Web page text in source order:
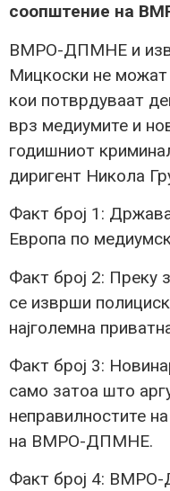
соопштение на
ВМРО-ДПМНЕ и
Мицкоски не можат
кои потврдуваат
врз медиумите и
годишниот
диригент Никола
Факт број 1:
Европа по
Факт број 2: Преку
се изврши
најголемна
Факт број 3:
само затоа што
неправилностите
на ВМРО-ДПМНЕ.
Факт број 4: